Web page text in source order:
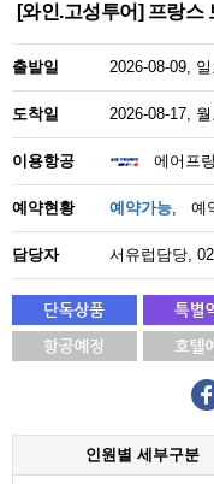
[와인.고성투어] 프랑스
출발일 2026-08-09,
도착일 2026-08-17,
이용항공 에어프
예약현황 예약가능, 예
담당자 서유럽담당,
인원별 세부구분